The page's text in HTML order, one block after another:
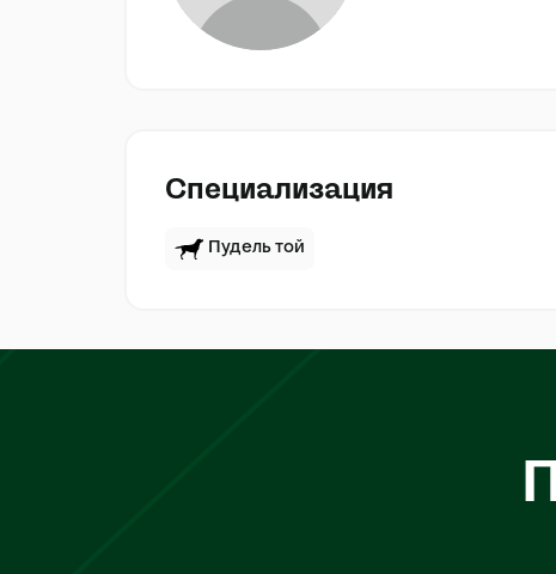
Специализация
Пудель той